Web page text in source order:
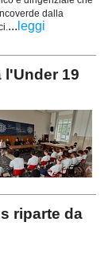
dalla
... leggi
l'Under 19
riparte da